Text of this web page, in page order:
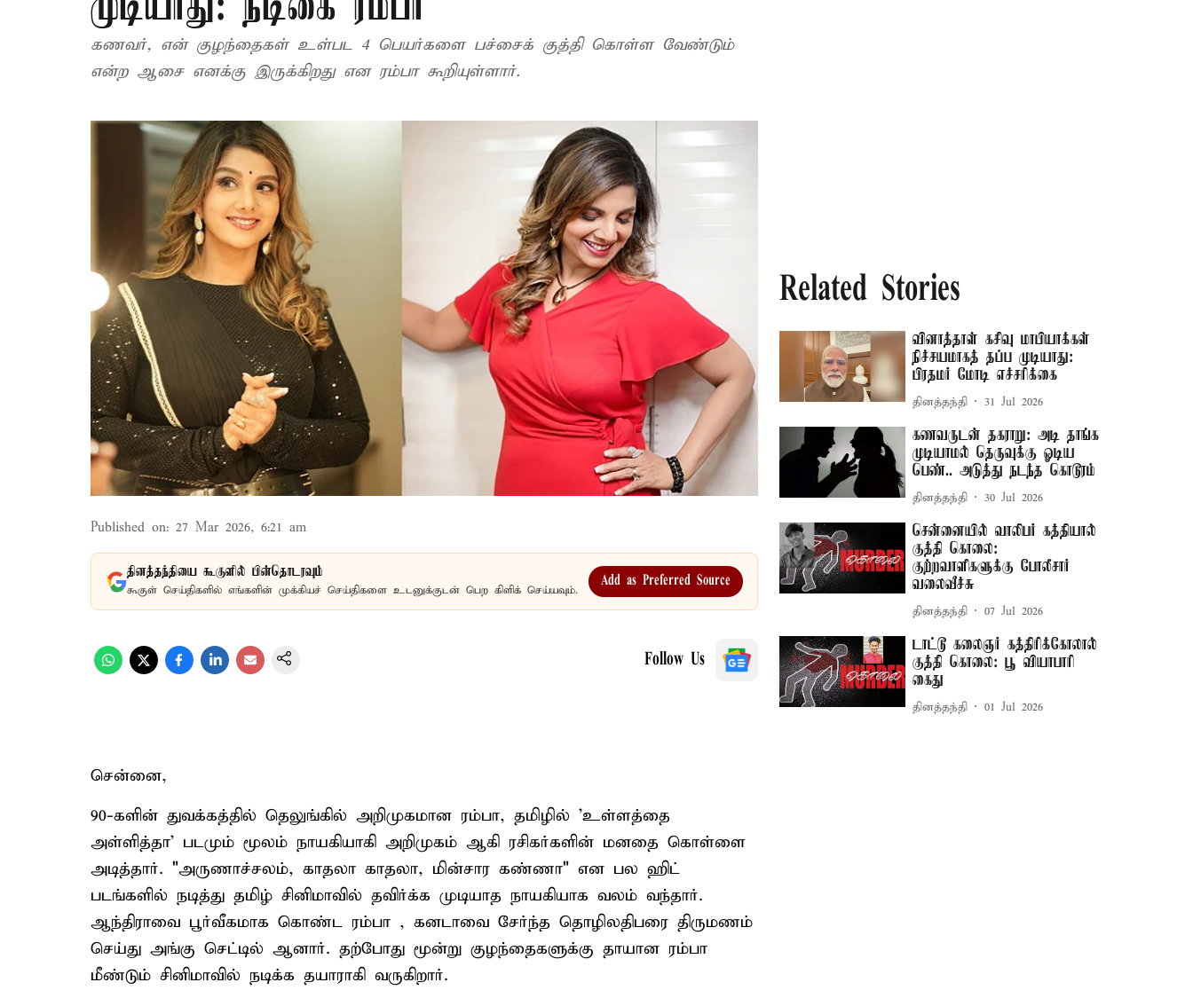
கணவர், என் குழந்தைகள் உள்பட 4 பெயர்களை பச்சைக் குத்தி கொள்ள வேண்டும்
என்ற ஆசை எனக்கு இருக்கிறது என ரம்பா கூறியுள்ளார்.
Published on: 27 Mar 2026, 6:21 am
தினத்தந்தியை கூகுளில் பின்தொடரவும்
கூகுள் செய்திகளில் எங்களின் முக்கியச் செய்திகளை உடனுக்குடன் பெற கிளிக் செய்யவும்.
Add as Preferred Source
Follow Us
சென்னை,
90-களின் துவக்கத்தில் தெலுங்கில் அறிமுகமான ரம்பா, தமிழில் 'உள்ளத்தை
அள்ளித்தா' படமும் மூலம் நாயகியாகி அறிமுகம் ஆகி ரசிகர்களின் மனதை கொள்ளை
அடித்தார். "அருணாச்சலம், காதலா காதலா, மின்சார கண்ணா" என பல ஹிட்
படங்களில் நடித்து தமிழ் சினிமாவில் தவிர்க்க முடியாத நாயகியாக வலம் வந்தார்.
ஆந்திராவை பூர்வீகமாக கொண்ட ரம்பா , கனடாவை சேர்ந்த தொழிலதிபரை திருமணம்
செய்து அங்கு செட்டில் ஆனார். தற்போது மூன்று குழந்தைகளுக்கு தாயான ரம்பா
மீண்டும் சினிமாவில் நடிக்க தயாராகி வருகிறார்.
Related Stories
வினாத்தாள் கசிவு மாபியாக்கள்
நிச்சயமாகத் தப்ப முடியாது:
பிரதமர் மோடி எச்சரிக்கை
தினத்தந்தி 31 Jul 2026
கணவருடன் தகராறு: அடி தாங்க
முடியாமல் தெருவுக்கு ஓடிய
பெண்.. அடுத்து நடந்த கொடூரம்
தினத்தந்தி 30 Jul 2026
சென்னையில் வாலிபர் கத்தியால்
குத்தி கொலை:
குற்றவாளிகளுக்கு போலீசார்
வலைவீச்சு
தினத்தந்தி 07 Jul 2026
டாட்டூ கலைஞர் கத்திரிக்கோலால்
குத்தி கொலை: பூ வியாபாரி
கைது
தினத்தந்தி 01 Jul 2026